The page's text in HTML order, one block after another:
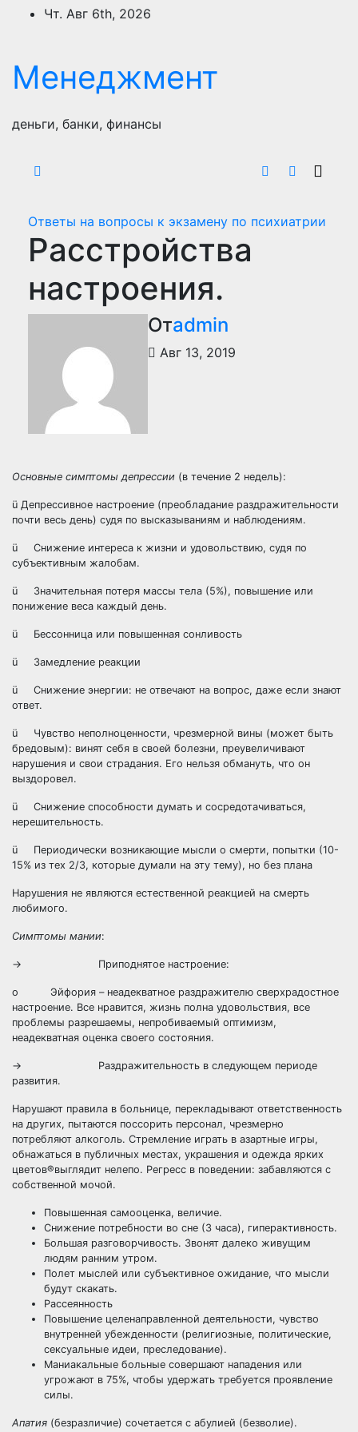
ПерейтиЧт. Авг 6th, 2026
Менеджмент
деньги, банки, финансы
Ответы на вопросы к экзамену по психиатрии
Расстройства
настроения.
Отadmin
Авг 13, 2019
Основные симптомы депрессии (в течение 2 недель):
ü Депрессивное настроение (преобладание раздражительности
почти весь день) судя по высказываниям и наблюдениям.
ü Снижение интереса к жизни и удовольствию, судя по
субъективным жалобам.
ü Значительная потеря массы тела (5%), повышение или
понижение веса каждый день.
ü Бессонница или повышенная сонливость
ü Замедление реакции
ü Снижение энергии: не отвечают на вопрос, даже если знают
ответ.
ü Чувство неполноценности, чрезмерной вины (может быть
бредовым): винят себя в своей болезни, преувеличивают
нарушения и свои страдания. Его нельзя обмануть, что он
выздоровел.
ü Снижение способности думать и сосредотачиваться,
нерешительность.
ü Периодически возникающие мысли о смерти, попытки (10-
15% из тех 2/3, которые думали на эту тему), но без плана
Нарушения не являются естественной реакцией на смерть
любимого.
Симптомы мании:
→ Приподнятое настроение:
o Эйфория – неадекватное раздражителю сверхрадостное
настроение. Все нравится, жизнь полна удовольствия, все
проблемы разрешаемы, непробиваемый оптимизм,
неадекватная оценка своего состояния.
→ Раздражительность в следующем периоде
развития.
Нарушают правила в больнице, перекладывают ответственность
на других, пытаются поссорить персонал, чрезмерно
потребляют алкоголь. Стремление играть в азартные игры,
обнажаться в публичных местах, украшения и одежда ярких
цветов®выглядит нелепо. Регресс в поведении: забавляются с
собственной мочой.
Повышенная самооценка, величие.
Снижение потребности во сне (3 часа), гиперактивность.
Большая разговорчивость. Звонят далеко живущим
людям ранним утром.
Полет мыслей или субъективное ожидание, что мысли
будут скакать.
Рассеянность
Повышение целенаправленной деятельности, чувство
внутренней убежденности (религиозные, политические,
сексуальные идеи, преследование).
Маниакальные больные совершают нападения или
угрожают в 75%, чтобы удержать требуется проявление
силы.
Апатия (безразличие) сочетается с абулией (безволие).